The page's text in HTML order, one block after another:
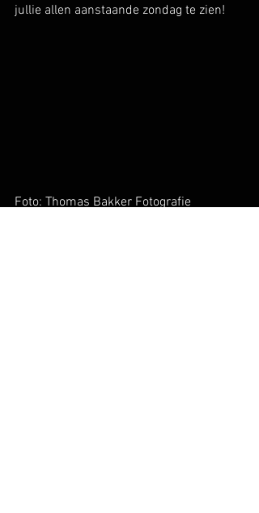
jullie allen aanstaande zondag te zien!
Foto: Thomas Bakker Fotografie